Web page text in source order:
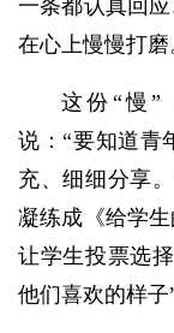
一条都认真回
在心上慢慢打磨
这份“慢”
说：“要知道青
充、细细分享
凝练成《给学
让学生投票选
他们喜欢的样子”